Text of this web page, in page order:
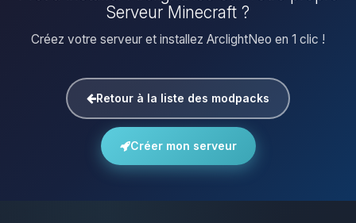
Serveur Minecraft ?
Créez votre serveur et installez ArclightNeo en 1 clic !
Retour à la liste des modpacks
Créer mon serveur